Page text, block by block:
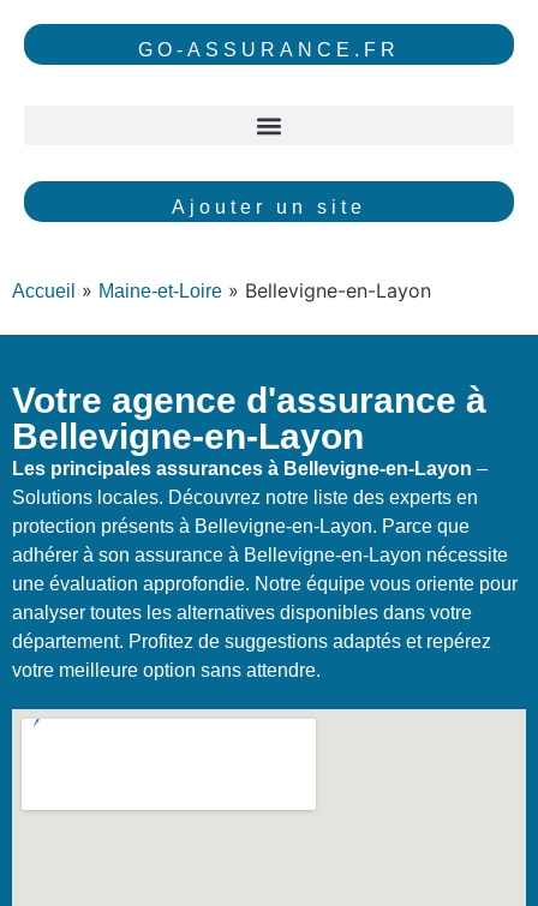
GO-ASSURANCE.FR
Ajouter un site
Accueil » Maine-et-Loire » Bellevigne-en-Layon
Votre agence d'assurance à
Bellevigne-en-Layon
Les principales assurances à Bellevigne-en-Layon –
Solutions locales. Découvrez notre liste des experts en
protection présents à Bellevigne-en-Layon. Parce que
adhérer à son assurance à Bellevigne-en-Layon nécessite
une évaluation approfondie. Notre équipe vous oriente pour
analyser toutes les alternatives disponibles dans votre
département. Profitez de suggestions adaptés et repérez
votre meilleure option sans attendre.